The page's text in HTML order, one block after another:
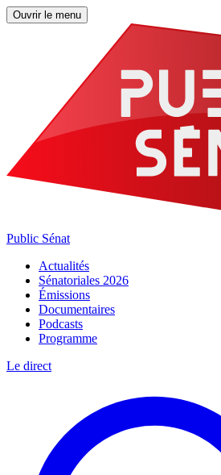
Ouvrir le menu
Public Sénat
Actualités
Sénatoriales 2026
Émissions
Documentaires
Podcasts
Programme
Le direct